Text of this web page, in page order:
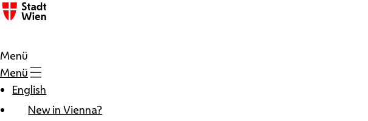
Zum Inhalt
Menü
Menü
English
New in Vienna?